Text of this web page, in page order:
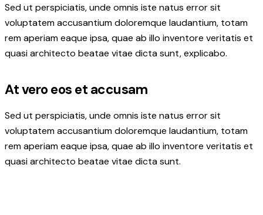
Sed ut perspiciatis, unde omnis iste natus error sit
voluptatem accusantium doloremque laudantium, totam
rem aperiam eaque ipsa, quae ab illo inventore veritatis et
quasi architecto beatae vitae dicta sunt, explicabo.
At vero eos et accusam
Sed ut perspiciatis, unde omnis iste natus error sit
voluptatem accusantium doloremque laudantium, totam
rem aperiam eaque ipsa, quae ab illo inventore veritatis et
quasi architecto beatae vitae dicta sunt.